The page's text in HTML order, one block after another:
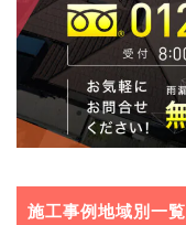
施工事例地域別一覧